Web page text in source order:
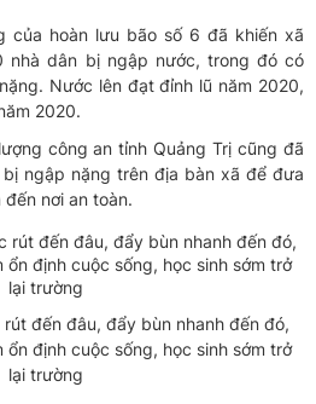
của hoàn lưu bão số 6 đã khiến xã
nhà dân bị ngập nước, trong đó có
Nước lên đạt đỉnh lũ năm 2020,
2020.
công an tỉnh Quảng Trị cũng đã
ngập nặng trên địa bàn xã để đưa
nơi an toàn.
đến đâu, đẩy bùn nhanh đến đó,
ổn định cuộc sống, học sinh sớm trở
lại trường